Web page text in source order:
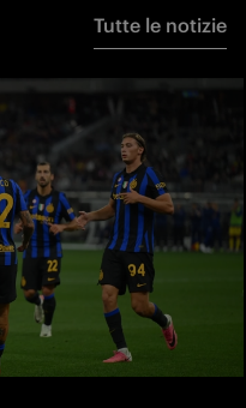
Tutte le notizie